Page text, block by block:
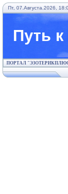
Пт, 07.Августа.2026,
Путь
ПОРТАЛ